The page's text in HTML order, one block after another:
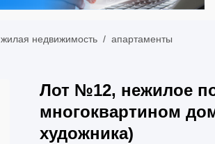
жилая недвижимость / апартаменты
Лот №12, нежилое
многоквартином
художника)